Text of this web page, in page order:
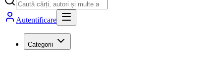
Autentificare
Categorii